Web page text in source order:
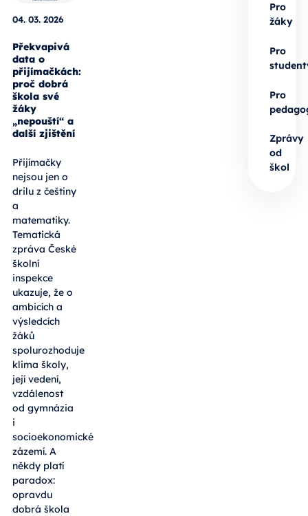
04. 03. 2026
Překvapivá
data o
přijímačkách:
proč dobrá
škola své
žáky
„nepouští“ a
další zjištění
Přijímačky
nejsou jen o
drilu z češtiny
a
matematiky.
Tematická
zpráva České
školní
inspekce
ukazuje, že o
ambicích a
výsledcích
žáků
spolurozhoduje
klima školy,
její vedení,
vzdálenost
od gymnázia
i
socioekonomické
zázemí. A
někdy platí
paradox:
opravdu
dobrá škola
Pro
žáky
Pro
Pro
Zprávy
od
škol